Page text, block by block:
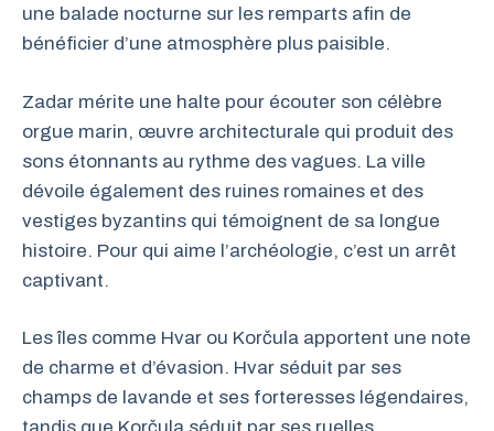
une balade nocturne sur les remparts afin de
bénéficier d’une atmosphère plus paisible.
Zadar mérite une halte pour écouter son célèbre
orgue marin, œuvre architecturale qui produit des
sons étonnants au rythme des vagues. La ville
dévoile également des ruines romaines et des
vestiges byzantins qui témoignent de sa longue
histoire. Pour qui aime l’archéologie, c’est un arrêt
captivant.
Les îles comme Hvar ou Korčula apportent une note
de charme et d’évasion. Hvar séduit par ses
champs de lavande et ses forteresses légendaires,